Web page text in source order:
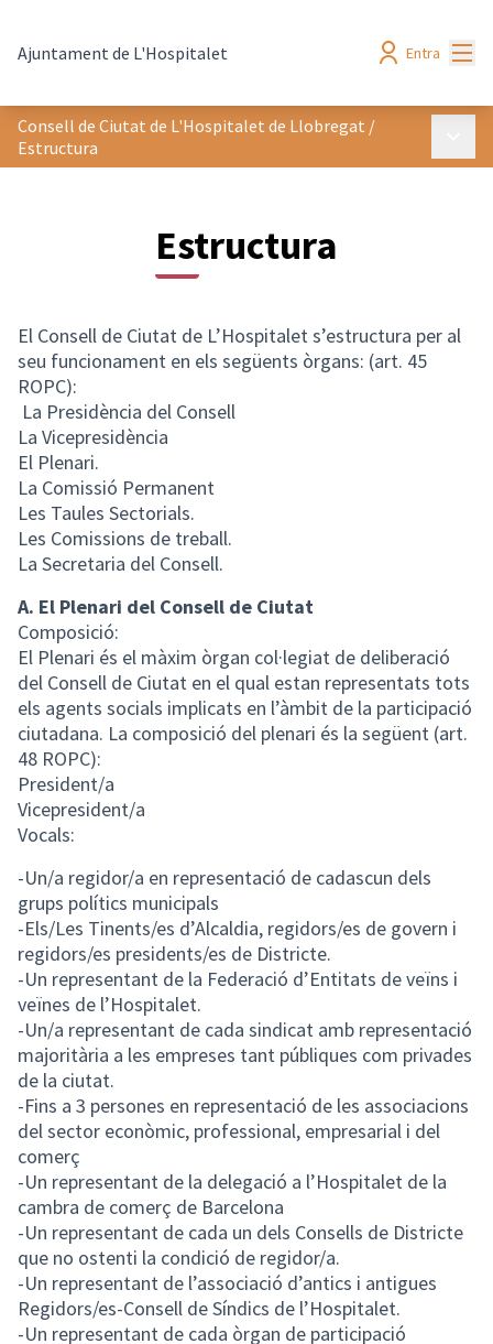
Ajuntament de L'Hospitalet Entra
Consell de Ciutat de L'Hospitalet de Llobregat /
Estructura
Estructura
El Consell de Ciutat de L’Hospitalet s’estructura per al
seu funcionament en els següents òrgans: (art. 45
ROPC):
La Presidència del Consell
La Vicepresidència
El Plenari.
La Comissió Permanent
Les Taules Sectorials.
Les Comissions de treball.
La Secretaria del Consell.
A. El Plenari del Consell de Ciutat
Composició:
El Plenari és el màxim òrgan col·legiat de deliberació
del Consell de Ciutat en el qual estan representats tots
els agents socials implicats en l’àmbit de la participació
ciutadana. La composició del plenari és la següent (art.
48 ROPC):
President/a
Vicepresident/a
Vocals:
-Un/a regidor/a en representació de cadascun dels
grups polítics municipals
-Els/Les Tinents/es d’Alcaldia, regidors/es de govern i
regidors/es presidents/es de Districte.
-Un representant de la Federació d’Entitats de veïns i
veïnes de l’Hospitalet.
-Un/a representant de cada sindicat amb representació
majoritària a les empreses tant públiques com privades
de la ciutat.
-Fins a 3 persones en representació de les associacions
del sector econòmic, professional, empresarial i del
comerç
-Un representant de la delegació a l’Hospitalet de la
cambra de comerç de Barcelona
-Un representant de cada un dels Consells de Districte
que no ostenti la condició de regidor/a.
-Un representant de l’associació d’antics i antigues
Regidors/es-Consell de Síndics de l’Hospitalet.
-Un representant de cada òrgan de participació